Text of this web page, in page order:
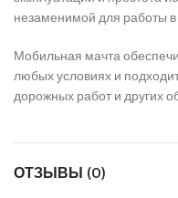
незаменимой для работы
Мобильная мачта
любых условиях и
дорожных работ и других
ОТЗЫВЫ (0)